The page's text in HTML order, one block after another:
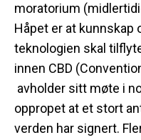
moratorium
Håpet er at kunnskap
teknologien skal
innen CBD
avholder sitt møte i
oppropet at et stort
verden har signert.